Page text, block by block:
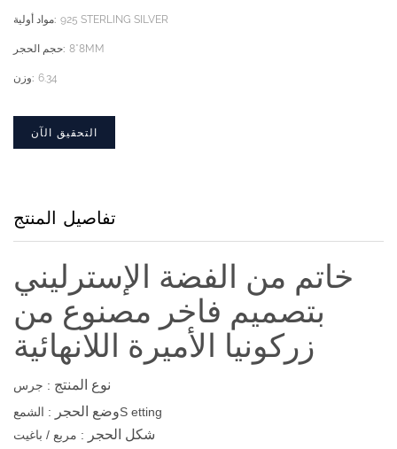
مواد أولية: 925 STERLING SILVER
حجم الحجر: 8*8MM
وزن: 6.34
التحقيق الآن
تفاصيل المنتج
خاتم من الفضة الإسترليني
بتصميم فاخر مصنوع من
زركونيا الأميرة اللانهائية
نوع المنتج : جرس
وضع الحجر : الشمع S etting
شكل الحجر : مربع / باغيت